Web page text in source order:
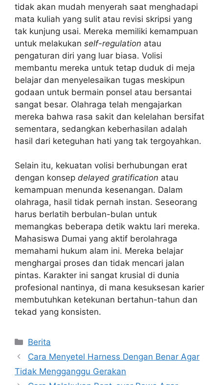
tidak akan mudah menyerah saat menghadapi
mata kuliah yang sulit atau revisi skripsi yang
tak kunjung usai. Mereka memiliki kemampuan
untuk melakukan self-regulation atau
pengaturan diri yang luar biasa. Volisi
membantu mereka untuk tetap duduk di meja
belajar dan menyelesaikan tugas meskipun
godaan untuk bermain ponsel atau bersantai
sangat besar. Olahraga telah mengajarkan
mereka bahwa rasa sakit dan kelelahan bersifat
sementara, sedangkan keberhasilan adalah
hasil dari keteguhan hati yang tak tergoyahkan.
Selain itu, kekuatan volisi berhubungan erat
dengan konsep delayed gratification atau
kemampuan menunda kesenangan. Dalam
olahraga, hasil tidak pernah instan. Seseorang
harus berlatih berbulan-bulan untuk
memangkas beberapa detik waktu lari mereka.
Mahasiswa Dumai yang aktif berolahraga
memahami hukum alam ini. Mereka belajar
menghargai proses dan tidak mencari jalan
pintas. Karakter ini sangat krusial di dunia
profesional nantinya, di mana kesuksesan karier
membutuhkan ketekunan bertahun-tahun dan
tekad yang konsisten.
Kategori
Berita
Cara Menyetel Harness Dengan Benar Agar
Tidak Mengganggu Gerakan